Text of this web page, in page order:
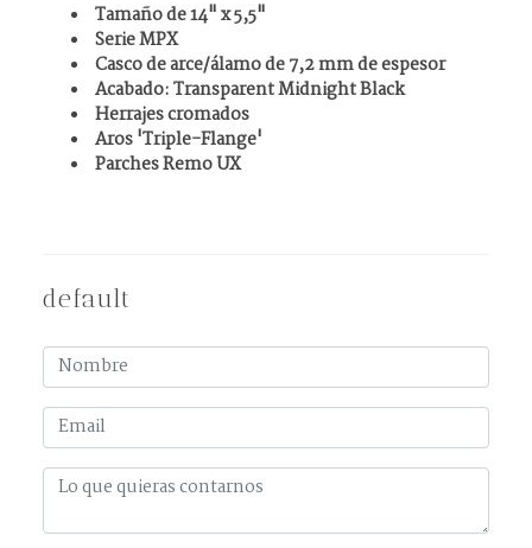
Tamaño de 14" x 5,5"
Serie MPX
Casco de arce/álamo de 7,2 mm de espesor
Acabado: Transparent Midnight Black
Herrajes cromados
Aros 'Triple-Flange'
Parches Remo UX
default